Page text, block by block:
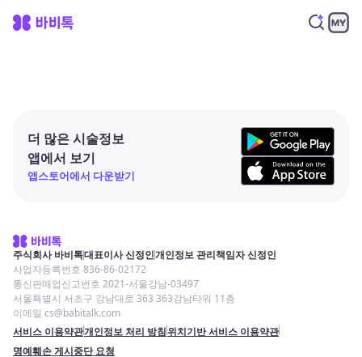
더 많은 시술정보
앱에서 보기
앱스토어에서 다운받기
주식회사 바비톡대표이사 신정인개인정보 관리책임자 신정인
사업자등록번호 836-86-02172
통신판매업신고번호 2021-서울강남-03497
서울특별시 서초구 강남대로 363 363강남타워 11층
이메일 cs@babitalk.com
서비스 이용약관개인정보 처리 방침위치기반 서비스 이용약관
명예훼손 게시중단 요청